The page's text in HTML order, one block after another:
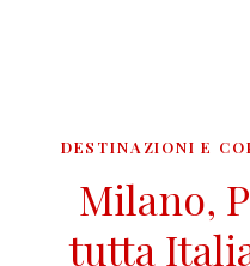
DESTINAZIONI E
Milano,
tutta